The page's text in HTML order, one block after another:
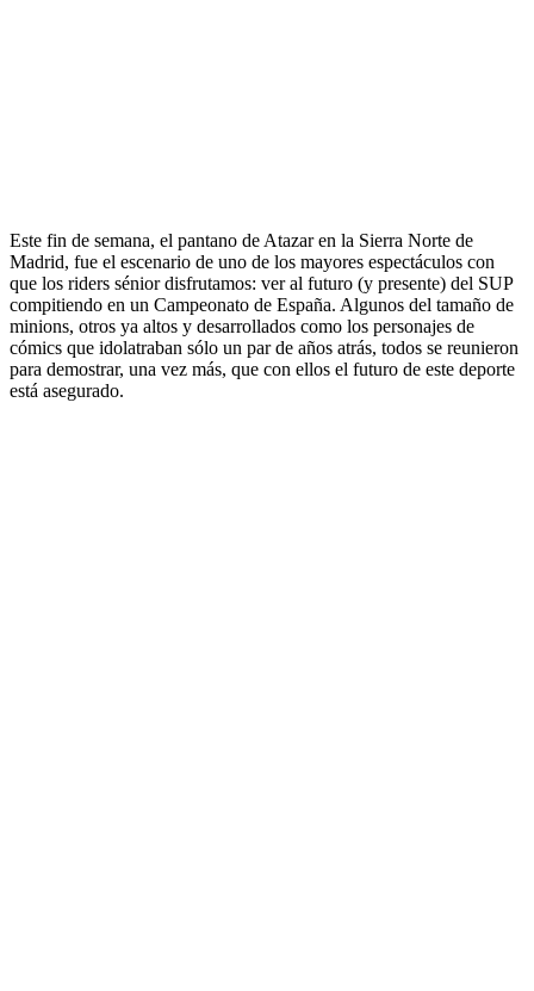
Este fin de semana, el pantano de Atazar en la Sierra Norte de
Madrid, fue el escenario de uno de los mayores espectáculos con
que los riders sénior disfrutamos: ver al futuro (y presente) del SUP
compitiendo en un Campeonato de España. Algunos del tamaño de
minions, otros ya altos y desarrollados como los personajes de
cómics que idolatraban sólo un par de años atrás, todos se reunieron
para demostrar, una vez más, que con ellos el futuro de este deporte
está asegurado.